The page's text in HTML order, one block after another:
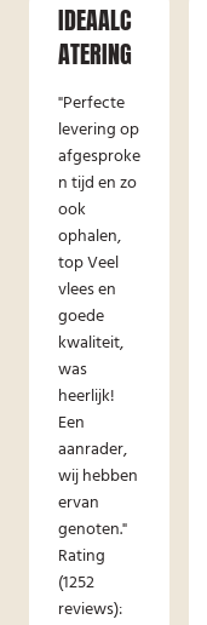
IDEAALC
ATERING
"Perfecte
levering op
afgesproke
n tijd en zo
ook
ophalen,
top Veel
vlees en
goede
kwaliteit,
was
heerlijk!
Een
aanrader,
wij hebben
ervan
genoten."
Rating
(1252
reviews):